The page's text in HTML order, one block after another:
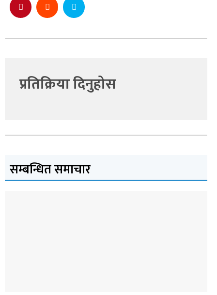
प्रतिक्रिया दिनुहोस
सम्बन्धित समाचार